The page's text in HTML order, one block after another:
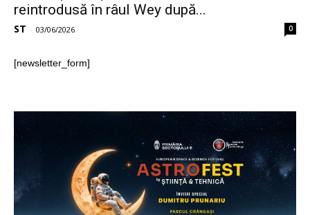
reintrodusă în râul Wey după...
ST - 03/06/2026 0
[newsletter_form]